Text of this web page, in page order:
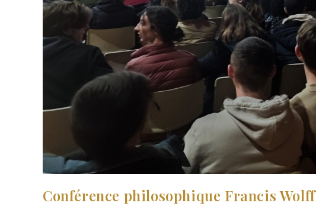
Conférence philosophique Francis Wolff